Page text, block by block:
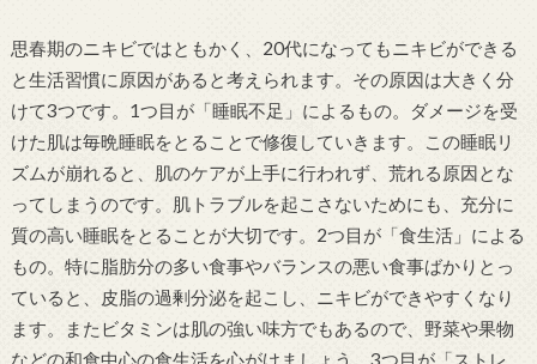
思春期のニキビではともかく、20代になってもニキビができる
と生活習慣に原因があると考えられます。その原因は大きく分
けて3つです。1つ目が「睡眠不足」によるもの。ダメージを受
けた肌は毎晩睡眠をとることで修復していきます。この睡眠リ
ズムが崩れると、肌のケアが上手に行われず、荒れる原因とな
ってしまうのです。肌トラブルを起こさないためにも、充分に
質の高い睡眠をとることが大切です。2つ目が「食生活」による
もの。特に脂肪分の多い食事やバランスの悪い食事ばかりとっ
ていると、皮脂の過剰分泌を起こし、ニキビができやすくなり
ます。またビタミンは肌の強い味方でもあるので、野菜や果物
などの和食中心の食生活を心がけましょう。3つ目が「ストレ